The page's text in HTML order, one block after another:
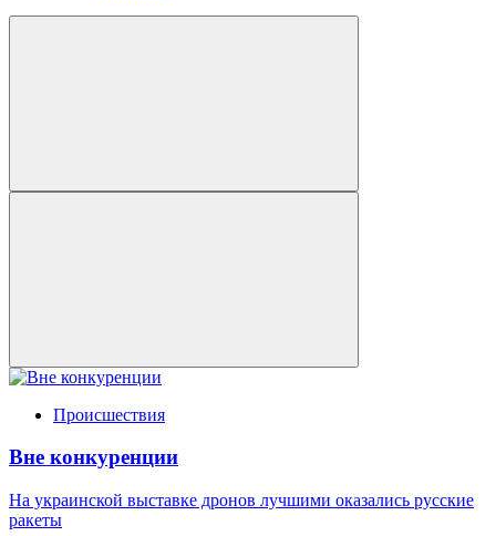
Происшествия
Вне конкуренции
На украинской выставке дронов лучшими оказались русские
ракеты